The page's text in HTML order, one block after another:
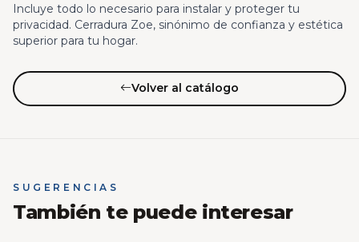
Incluye todo lo necesario para instalar y proteger tu
privacidad. Cerradura Zoe, sinónimo de confianza y estética
superior para tu hogar.
Volver al catálogo
SUGERENCIAS
También te puede interesar